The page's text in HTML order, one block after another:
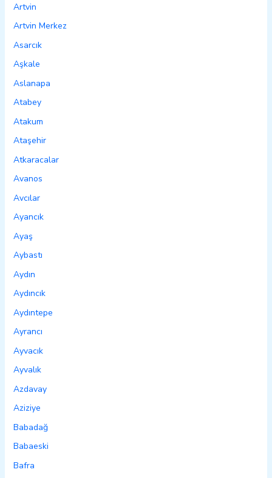
Artvin
Artvin Merkez
Asarcık
Aşkale
Aslanapa
Atabey
Atakum
Ataşehir
Atkaracalar
Avanos
Avcılar
Ayancık
Ayaş
Aybastı
Aydın
Aydıncık
Aydıntepe
Ayrancı
Ayvacık
Ayvalık
Azdavay
Aziziye
Babadağ
Babaeski
Bafra